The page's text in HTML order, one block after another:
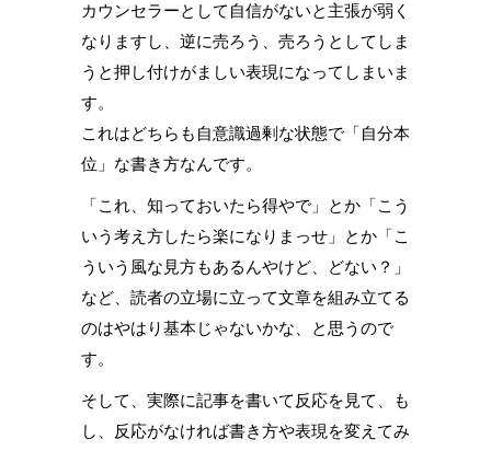
カウンセラーとして自信がないと主張が弱く
なりますし、逆に売ろう、売ろうとしてしま
うと押し付けがましい表現になってしまいま
す。
これはどちらも自意識過剰な状態で「自分本
位」な書き方なんです。
「これ、知っておいたら得やで」とか「こう
いう考え方したら楽になりまっせ」とか「こ
ういう風な見方もあるんやけど、どない？」
など、読者の立場に立って文章を組み立てる
のはやはり基本じゃないかな、と思うので
す。
そして、実際に記事を書いて反応を見て、も
し、反応がなければ書き方や表現を変えてみ